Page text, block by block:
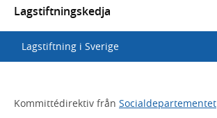
en
lista
med
sökförslag
Lagstiftningskedja
Lagstiftning i Sverige
Kommittédirektiv från Socialdepartementet